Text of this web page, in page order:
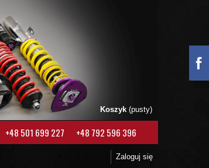
Koszyk (pusty)
+48 501 699 227 +48 792 596 396
Zaloguj się